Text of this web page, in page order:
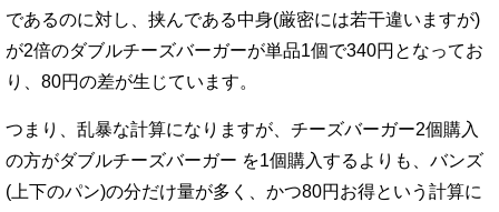
であるのに対し、挟んである中身(厳密には若干違いますが)
が2倍のダブルチーズバーガーが単品1個で340円となってお
り、80円の差が生じています。
つまり、乱暴な計算になりますが、チーズバーガー2個購入
の方がダブルチーズバーガー を1個購入するよりも、バンズ
(上下のパン)の分だけ量が多く、かつ80円お得という計算に